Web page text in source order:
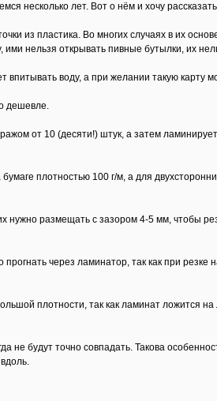
несколько лет. Вот о нём и хочу
из пластика. Во многих случаях в их
нельзя открывать пивные бутылки, их
воду, а при желании такую карту
дешевле.
от 10 (десяти!) штук, а затем
плотностью 100 г/м, а для
размещать с зазором 4-5 мм, чтобы
прогнать через ламинатор, так как при
плотности, так как ламинат ложится
не будут точно совпадать. Такова